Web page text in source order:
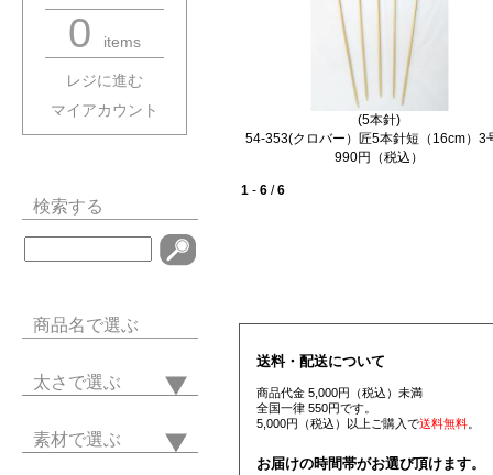
0 items
レジに進む
マイアカウント
検索する
商品名で選ぶ
太さで選ぶ
素材で選ぶ
(5本針)
54-353(クロバー）匠5本針短（16cm
990円（税込）
1 - 6 /6
送料・配送について
商品代金 5,000円（税込）未満
全国一律 550円です。
5,000円（税込）以上ご購入で送料無料。
お届けの時間帯がお選び頂けます。